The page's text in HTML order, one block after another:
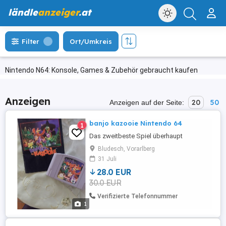
ländleanzeiger.at
Nintendo N64: Konsole, Games & Zubehör gebraucht kaufen
Filter Ort/Umkreis
Anzeigen Anzeigen auf der Seite: 20 50
1
1 banjo kazooie Nintendo 64
Das zweitbeste Spiel überhaupt
Bludesch, Vorarlberg
31 Juli
28.0 EUR
30.0 EUR
Verifizierte Telefonnummer